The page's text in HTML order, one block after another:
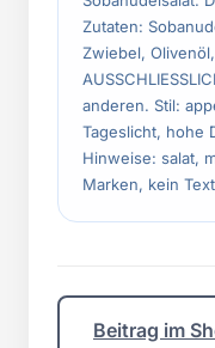
Zutaten:
Zwiebel,
anderen. Stil:
Tageslicht, hohe
Hinweise: salat,
Marken, kein
Beitrag im